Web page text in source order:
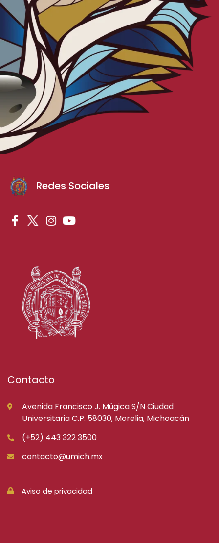
Redes Sociales
Contacto
Avenida Francisco J. Múgica S/N Ciudad
Universitaria C.P. 58030, Morelia, Michoacán
(+52) 443 322 3500
contacto@umich.mx
Aviso de privacidad